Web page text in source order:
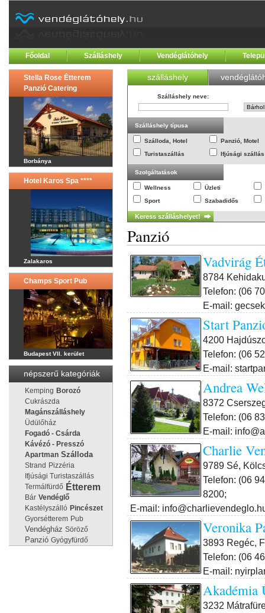
Főoldal Szálláshely Vendéglátóhely
Stella Rose Étterem
Panzió Catering
Borbánya
Hotel Karos Spa ****
Zalakaros
Champs Sport Pub
Budapest VII. kerület
népszerű kategóriák
Kemping Borozó
Cukrászda
Magánszálláshely
Üdülőház
Fogadó - Csárda
Kávézó - Presszó
Apartman Szálloda
Strand Pizzéria
Ifjúsági Turistaszállás
Termálfürdő Étterem
Bár Vendéglő
Kastélyszálló Pincészet
Gyorsétterem Pub
Vendégház Söröző
Panzió Gyógyfürdő
szálláshely
Szálláshely neve:
Szálláshely típusa
Szálloda, Hotel
Panzió, Motel
Turistaszállás
Ifjúsági szállás
Szolgáltatások
Wellness
Üzleti
Sport
Szabadidős
Panzió
Vadvirág
8784
Telefon: (06
E-mail:
Start
4200
Telefon: (06
E-mail:
Andrea
8372
Telefon: (06
E-mail:
Charlie
9789 Sé,
Telefon: (06
8200;
E-mail:
Veronika
3893 Regéc,
Telefon: (06
E-mail:
Akadémia
3232